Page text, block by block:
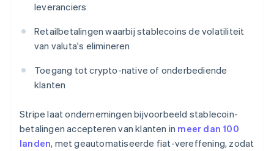
leveranciers
Retailbetalingen waarbij stablecoins de volatiliteit
van valuta's elimineren
Toegang tot crypto-native of onderbediende
klanten
Stripe laat ondernemingen bijvoorbeeld stablecoin-
betalingen accepteren van klanten in meer dan 100
landen, met geautomatiseerde fiat-vereffening, zodat